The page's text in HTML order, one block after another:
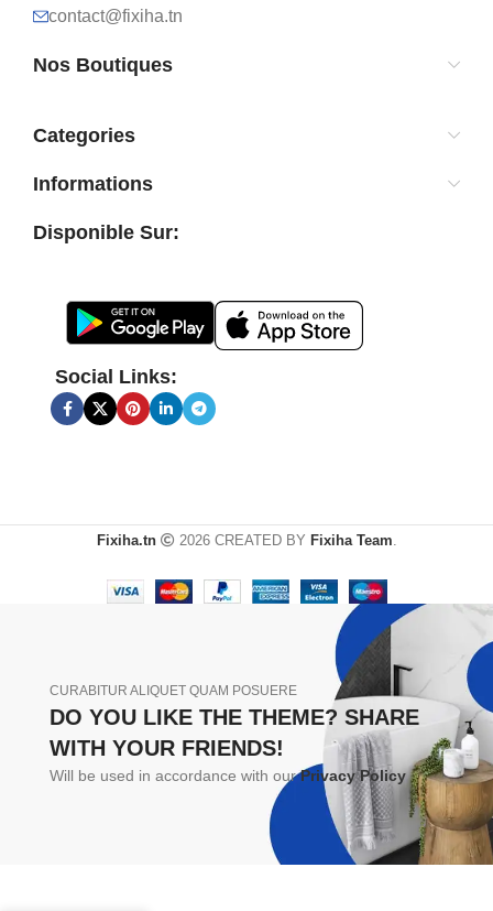
contact@fixiha.tn
Nos Boutiques
Categories
Informations
Disponible Sur:
Social Links:
Fixiha.tn 2026 CREATED BY Fixiha Team.
CURABITUR ALIQUET QUAM POSUERE
DO YOU LIKE THE THEME? SHARE
WITH YOUR FRIENDS!
Will be used in accordance with ourPrivacy Policy